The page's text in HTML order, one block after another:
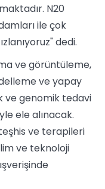
N20
ile çok
dedi.
ve görüntüleme,
ve yapay
ve genomik tedavi
ele alınacak.
ve terapileri
ve teknoloji